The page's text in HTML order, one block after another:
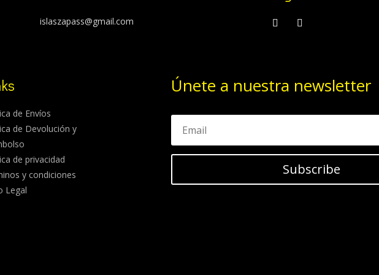
islaszapass@gmail.com
de Envíos
de Devolución y
de privacidad
y condiciones
Legal
Únete a nuestra newsletter
Subscribe